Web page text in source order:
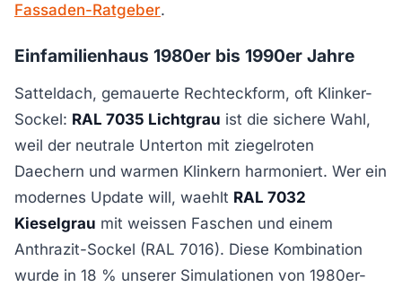
Fassaden-Ratgeber.
Einfamilienhaus 1980er bis 1990er Jahre
Satteldach, gemauerte Rechteckform, oft Klinker-
Sockel: RAL 7035 Lichtgrau ist die sichere Wahl,
weil der neutrale Unterton mit ziegelroten
Daechern und warmen Klinkern harmoniert. Wer ein
modernes Update will, waehlt RAL 7032
Kieselgrau mit weissen Faschen und einem
Anthrazit-Sockel (RAL 7016). Diese Kombination
wurde in 18 % unserer Simulationen von 1980er-